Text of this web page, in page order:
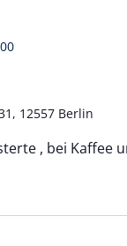
12557 Berlin
, bei Kaffee